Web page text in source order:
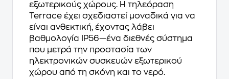
εξωτερικούς χώρους. Η τηλεόραση
Terrace έχει σχεδιαστεί μοναδικά για να
είναι ανθεκτική, έχοντας λάβει
βαθμολογία IP56—ένα διεθνές σύστημα
που μετρά την προστασία των
ηλεκτρονικών συσκευών εξωτερικού
χώρου από τη σκόνη και το νερό.